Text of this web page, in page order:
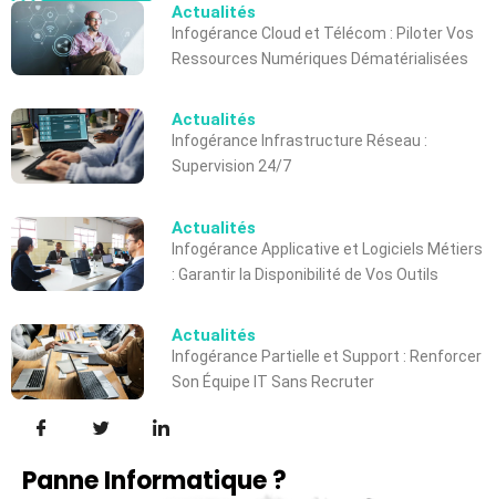
Actualités
Infogérance Cloud et Télécom : Piloter Vos
Ressources Numériques Dématérialisées
Actualités
Infogérance Infrastructure Réseau :
Supervision 24/7
Actualités
Infogérance Applicative et Logiciels Métiers
: Garantir la Disponibilité de Vos Outils
Actualités
Infogérance Partielle et Support : Renforcer
Son Équipe IT Sans Recruter
Panne Informatique ?